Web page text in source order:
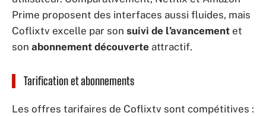
Prime proposent des interfaces aussi fluides, mais
Coflixtv excelle par son suivi de l’avancement et
son abonnement découverte attractif.
Tarification et abonnements
Les offres tarifaires de Coflixtv sont compétitives :